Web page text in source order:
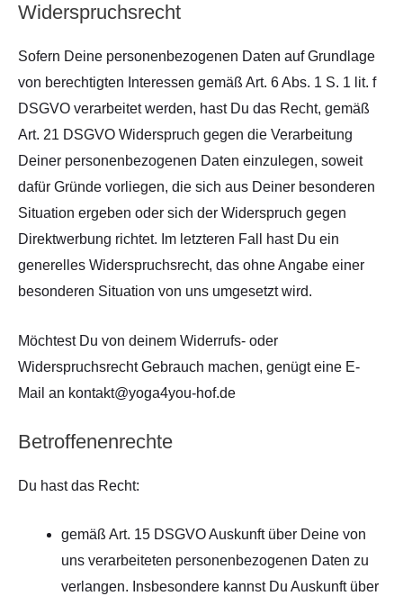
Widerspruchsrecht
Sofern Deine personenbezogenen Daten auf Grundlage
von berechtigten Interessen gemäß Art. 6 Abs. 1 S. 1 lit. f
DSGVO verarbeitet werden, hast Du das Recht, gemäß
Art. 21 DSGVO Widerspruch gegen die Verarbeitung
Deiner personenbezogenen Daten einzulegen, soweit
dafür Gründe vorliegen, die sich aus Deiner besonderen
Situation ergeben oder sich der Widerspruch gegen
Direktwerbung richtet. Im letzteren Fall hast Du ein
generelles Widerspruchsrecht, das ohne Angabe einer
besonderen Situation von uns umgesetzt wird.
Möchtest Du von deinem Widerrufs- oder
Widerspruchsrecht Gebrauch machen, genügt eine E-
Mail an kontakt@yoga4you-hof.de
Betroffenenrechte
Du hast das Recht:
gemäß Art. 15 DSGVO Auskunft über Deine von
uns verarbeiteten personenbezogenen Daten zu
verlangen. Insbesondere kannst Du Auskunft über